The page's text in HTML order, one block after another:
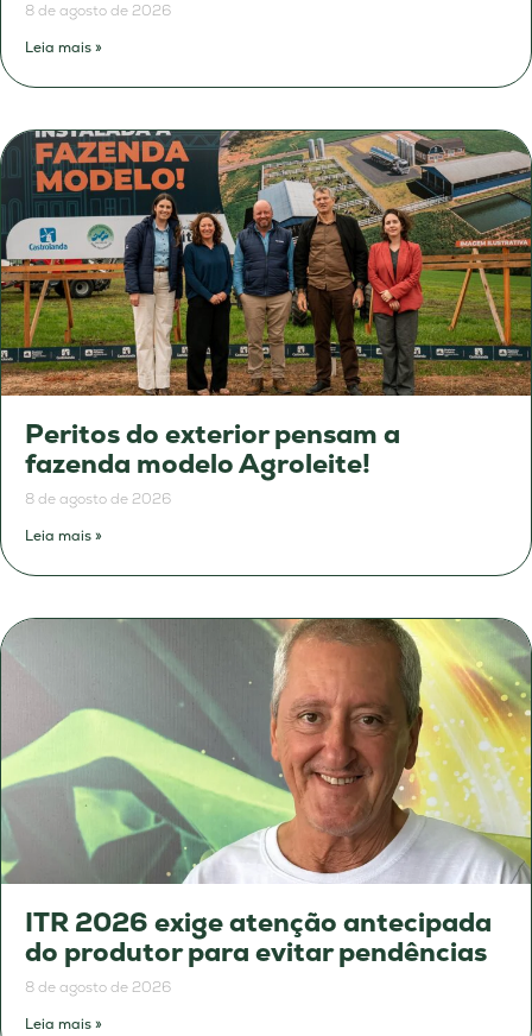
8 de agosto de 2026
Leia mais »
Peritos do exterior pensam a
fazenda modelo Agroleite!
8 de agosto de 2026
Leia mais »
ITR 2026 exige atenção antecipada
do produtor para evitar pendências
8 de agosto de 2026
Leia mais »